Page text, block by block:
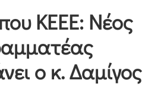
ΚΕΕΕ: Νέος
ο κ. Δαμίγος